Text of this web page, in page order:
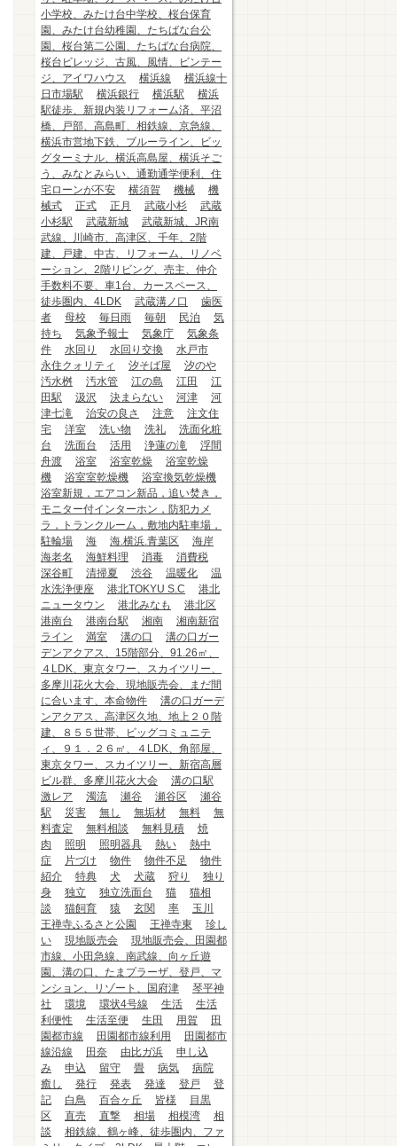
小学校、みたけ台中学校、桜台保育
園、みたけ台幼稚園、たちばな台公
園、桜台第二公園、たちばな台病院、
桜台ビレッジ、古風、風情、ビンテー
ジ、アイワハウス
横浜線
横浜線十
日市場駅
横浜銀行 横浜駅
横浜
駅徒歩、新規内装リフォーム済、平沼
橋、戸部、高島町、相鉄線、京急線、
横浜市営地下鉄、ブルーライン、ビッ
グターミナル、横浜高島屋、横浜そご
う、みなとみらい、通勤通学便利、住
宅ローンが不安
横須賀 機械
機
械式
正式 正月 武蔵小杉
武蔵
小杉駅
武蔵新城
武蔵新城、JR南
武線、川崎市、高津区、千年、2階
建、戸建、中古、リフォーム、リノベ
ーション、2階リビング、売主、仲介
手数料不要、車1台、カースペース、
徒歩圏内、4LDK
武蔵溝ノ口
歯医
者
母校 毎日雨 毎朝 民泊
気
持ち
気象予報士 気象庁
気象条
件
水回り 水回り交換
水戸市
永住クォリティ
汐そば屋
汐のや
汚水桝
汚水管 江の島 江田
江
田駅
汲沢 決まらない 河津
河
津七滝
治安の良さ 注意
注文住
宅
洋室 洗い物 洗礼
洗面化粧
台
洗面台 活用 浄蓮の滝
浮間
舟渡
浴室 浴室乾燥
浴室乾燥
機
浴室室乾燥機
浴室換気乾燥機
浴室新規，エアコン新品，追い焚き，
モニター付インターホン，防犯カメ
ラ，トランクルーム，敷地内駐車場，
駐輪場
海 海.横浜.青葉区
海岸
海老名
海鮮料理 消毒
消費税
深谷町
清掃夏 渋谷 温暖化
温
水洗浄便座
港北TOKYU S.C
港北
ニュータウン
港北みなも
港北区
港南台
港南台駅 湘南
湘南新宿
ライン
満室 溝の口
溝の口ガー
デンアクアス、15階部分、91.26㎡、
４LDK、東京タワー、スカイツリー、
多摩川花火大会、現地販売会、まだ間
に合います、本命物件
溝の口ガーデ
ンアクアス、高津区久地、地上２０階
建、８５５世帯、ビッグコミュニテ
ィ、９１．２６㎡、４LDK、角部屋、
東京タワー、スカイツリー、新宿高層
ビル群、多摩川花火大会
溝の口駅
激レア
濁流 瀬谷 瀬谷区
瀬谷
駅
災害 無し 無垢材 無料
無
料査定
無料相談 無料見積
焼
肉
照明 照明器具 熱い
熱中
症
片づけ 物件 物件不足
物件
紹介
特典 犬 犬蔵 狩り
独り
身
独立 独立洗面台 猫
猫相
談
猫飼育 猿 玄関 率
玉川
王禅寺ふるさと公園
王禅寺東
珍し
い
現地販売会
現地販売会、田園都
市線、小田急線、南武線、向ヶ丘遊
園、溝の口、たまプラーザ、登戸、マ
ンション、リゾート、国府津
琴平神
社
環境 環状4号線 生活
生活
利便性
生活至便 生田 用賀
田
園都市線
田園都市線利用
田園都市
線沿線
田奈 由比ガ浜
申し込
み
申込 留守 畳 病気
病院
癒し
発行 発表 発達 登戸
登
記
白鳥 百合ヶ丘 皆様
目黒
区
直売 直撃 相場 相模湾
相
談
相鉄線、鶴ヶ峰、徒歩圏内、ファ